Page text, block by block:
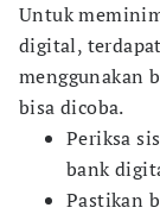
Untuk
digital,
menggunakan
bisa dicoba.
Periksa
bank
Pastikan